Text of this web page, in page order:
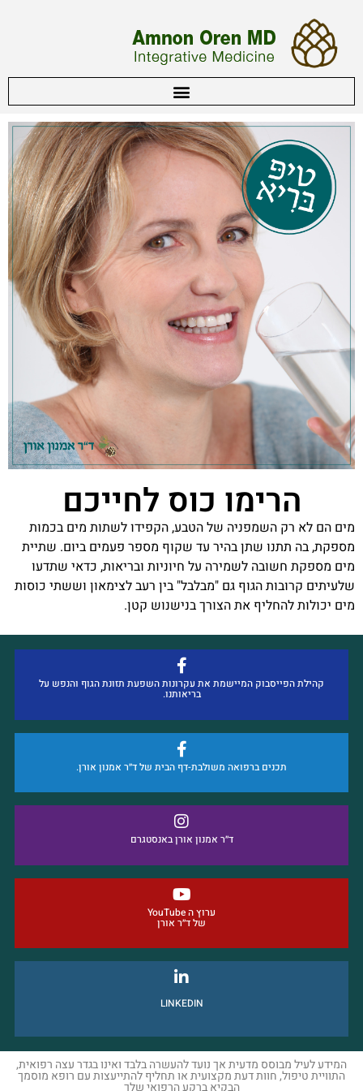
הרימו כוס לחייכם
מים הם לא רק השמפניה של הטבע, הקפידו לשתות מים בכמות
מספקת, בה תתנו שתן בהיר עד שקוף מספר פעמים ביום. שתיית
מים מספקת חשובה לשמירה על חיוניות ובריאות, כדאי שתדעו
שלעיתים קרובות הגוף גם "מבלבל" בין רעב לצימאון וששתי כוסות
מים יכולות להחליף את הצורך בנישנוש קטן.
קהילת הפייסבוק המיישמת את עקרונות השפעת תזונת הגוף והנפש על
בריאותנו.
תכנים ברפואה משולבת-דף הבית של ד״ר אמנון אורן.
ד״ר אמנון אורן באנסטגרם
ערוץ ה YouTube
של ד״ר אורן
LINKEDIN
המידע לעיל מבוסס מדעית אך נועד להעשרה בלבד ואינו בגדר עצה רפואית,
התוויית טיפול, חוות דעת מקצועית או תחליף להתייעצות עם רופא מוסמך